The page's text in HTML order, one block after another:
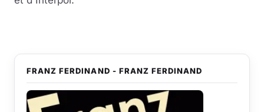
FRANZ FERDINAND - FRANZ FERDINAND